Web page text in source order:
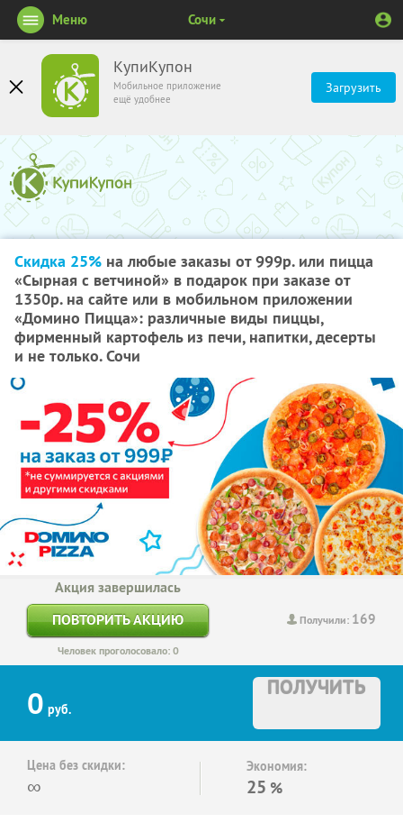
КупиКупон
Мобильное приложение
ещё удобнее
Загрузить
Меню Сочи
Скидка 25% на любые заказы от 999р. или пицца
«Сырная с ветчиной» в подарок при заказе от
1350р. на сайте или в мобильном приложении
«Домино Пицца»: различные виды пиццы,
фирменный картофель из печи, напитки, десерты
и не только. Сочи
Получили: 169
Акция завершилась
ПОВТОРИТЬ АКЦИЮ
Человек проголосовало: 0
0 руб.
ПОЛУЧИТЬ
Цена без скидки:
∞
Экономия:
25 %